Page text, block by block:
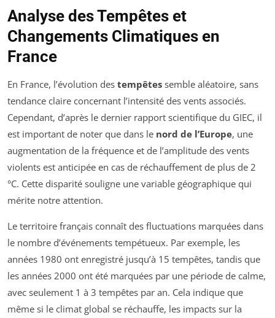
Analyse des Tempêtes et
Changements Climatiques en
France
En France, l’évolution des tempêtes semble aléatoire, sans
tendance claire concernant l’intensité des vents associés.
Cependant, d’après le dernier rapport scientifique du GIEC, il
est important de noter que dans le nord de l’Europe, une
augmentation de la fréquence et de l’amplitude des vents
violents est anticipée en cas de réchauffement de plus de 2
°C. Cette disparité souligne une variable géographique qui
mérite notre attention.
Le territoire français connaît des fluctuations marquées dans
le nombre d’événements tempétueux. Par exemple, les
années 1980 ont enregistré jusqu’à 15 tempêtes, tandis que
les années 2000 ont été marquées par une période de calme,
avec seulement 1 à 3 tempêtes par an. Cela indique que
même si le climat global se réchauffe, les impacts sur la